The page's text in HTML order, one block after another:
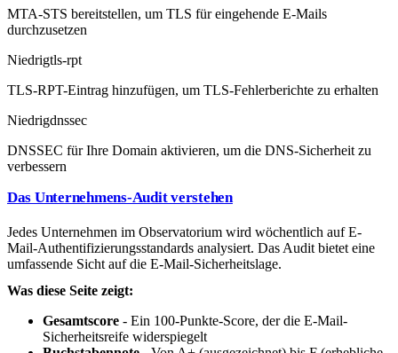
MTA-STS bereitstellen, um TLS für eingehende E-Mails
durchzusetzen
Niedrigtls-rpt
TLS-RPT-Eintrag hinzufügen, um TLS-Fehlerberichte zu erhalten
Niedrigdnssec
DNSSEC für Ihre Domain aktivieren, um die DNS-Sicherheit zu
verbessern
Das Unternehmens-Audit verstehen
Jedes Unternehmen im Observatorium wird wöchentlich auf E-
Mail-Authentifizierungsstandards analysiert. Das Audit bietet eine
umfassende Sicht auf die E-Mail-Sicherheitslage.
Was diese Seite zeigt:
Gesamtscore - Ein 100-Punkte-Score, der die E-Mail-
Sicherheitsreife widerspiegelt